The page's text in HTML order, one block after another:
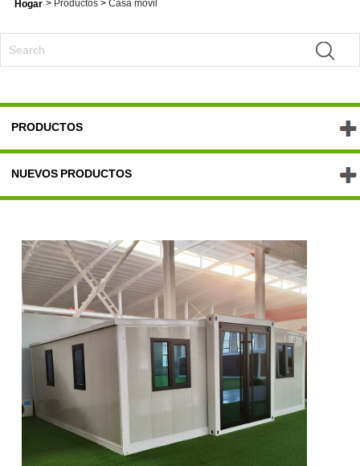
Hogar > Productos > Casa móvil
PRODUCTOS
NUEVOS PRODUCTOS